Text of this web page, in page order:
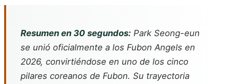
Resumen en 30 segundos: Park Seong-eun
se unió oficialmente a los Fubon Angels en
2026, convirtiéndose en uno de los cinco
pilares coreanos de Fubon. Su trayectoria